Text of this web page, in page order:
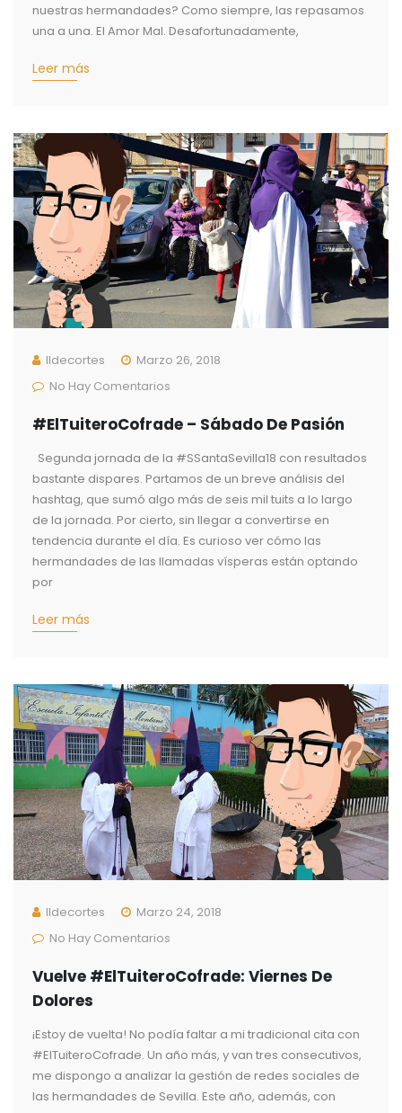
nuestras hermandades? Como siempre, las repasamos
una a una. El Amor Mal. Desafortunadamente,
Leer más
Ildecortes
Marzo 26, 2018
No Hay Comentarios
#ElTuiteroCofrade – Sábado De Pasión
Segunda jornada de la #SSantaSevilla18 con resultados
bastante dispares. Partamos de un breve análisis del
hashtag, que sumó algo más de seis mil tuits a lo largo
de la jornada. Por cierto, sin llegar a convertirse en
tendencia durante el día. Es curioso ver cómo las
hermandades de las llamadas vísperas están optando
por
Leer más
Ildecortes
Marzo 24, 2018
No Hay Comentarios
Vuelve #ElTuiteroCofrade: Viernes De
Dolores
¡Estoy de vuelta! No podía faltar a mi tradicional cita con
#ElTuiteroCofrade. Un año más, y van tres consecutivos,
me dispongo a analizar la gestión de redes sociales de
las hermandades de Sevilla. Este año, además, con